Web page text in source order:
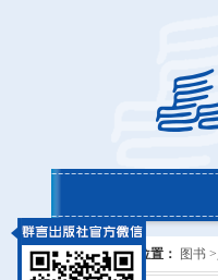
当前位置： 图书 >